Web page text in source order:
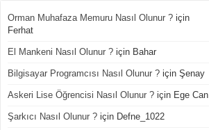
Orman Muhafaza Memuru Nasıl Olunur ?için
Ferhat
El Mankeni Nasıl Olunur ?için Bahar
Bilgisayar Programcısı Nasıl Olunur ?için Şenay
Askeri Lise Öğrencisi Nasıl Olunur ?için Ege Can
Şarkıcı Nasıl Olunur ?için Defne_1022